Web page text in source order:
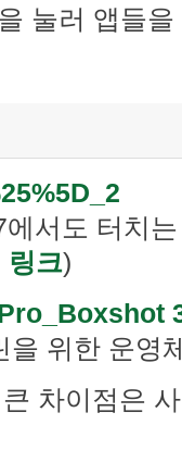
눌러 앱들
서도 터치
링크)
위한 운영
차이점은